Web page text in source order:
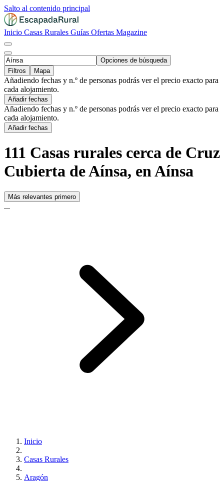
Salto al contenido principal
Inicio Casas Rurales Guías Ofertas Magazine
Opciones de búsqueda
Filtros
Mapa
Añadiendo fechas y n.º de personas podrás ver el precio exacto para
cada alojamiento.
Añadir fechas
Añadiendo fechas y n.º de personas podrás ver el precio exacto para
cada alojamiento.
Añadir fechas
111 Casas rurales cerca de Cruz
Cubierta de Aínsa, en Aínsa
Más relevantes primero
...
Inicio
Casas Rurales
Aragón